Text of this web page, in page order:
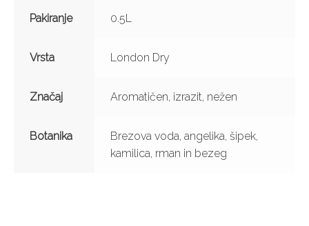
Pakiranje 0.5L
Vrsta London Dry
Značaj Aromatičen, izrazit, nežen
Botanika
Brezova voda, angelika, šipek,
kamilica, rman in bezeg